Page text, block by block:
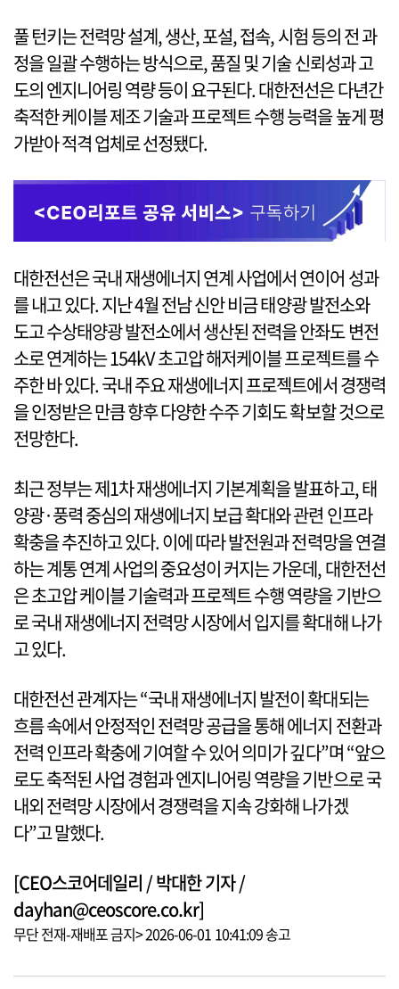
풀 턴키는 전력망 설계, 생산, 포설, 접속, 시험 등의 전 과
정을 일괄 수행하는 방식으로, 품질 및 기술 신뢰성과 고
도의 엔지니어링 역량 등이 요구된다. 대한전선은 다년간
축적한 케이블 제조 기술과 프로젝트 수행 능력을 높게 평
가받아 적격 업체로 선정됐다.
대한전선은 국내 재생에너지 연계 사업에서 연이어 성과
를 내고 있다. 지난 4월 전남 신안 비금 태양광 발전소와
도고 수상태양광 발전소에서 생산된 전력을 안좌도 변전
소로 연계하는 154kV 초고압 해저케이블 프로젝트를 수
주한 바 있다. 국내 주요 재생에너지 프로젝트에서 경쟁력
을 인정받은 만큼 향후 다양한 수주 기회도 확보할 것으로
전망한다.
최근 정부는 제1차 재생에너지 기본계획을 발표하고, 태
양광·풍력 중심의 재생에너지 보급 확대와 관련 인프라
확충을 추진하고 있다. 이에 따라 발전원과 전력망을 연결
하는 계통 연계 사업의 중요성이 커지는 가운데, 대한전선
은 초고압 케이블 기술력과 프로젝트 수행 역량을 기반으
로 국내 재생에너지 전력망 시장에서 입지를 확대해 나가
고 있다.
대한전선 관계자는 “국내 재생에너지 발전이 확대되는
흐름 속에서 안정적인 전력망 공급을 통해 에너지 전환과
전력 인프라 확충에 기여할 수 있어 의미가 깊다”며 “앞으
로도 축적된 사업 경험과 엔지니어링 역량을 기반으로 국
내외 전력망 시장에서 경쟁력을 지속 강화해 나가겠
다”고 말했다.
[CEO스코어데일리 / 박대한 기자 /
dayhan@ceoscore.co.kr]
무단 전재-재배포 금지> 2026-06-01 10:41:09 송고